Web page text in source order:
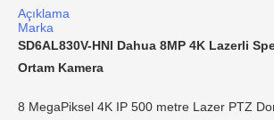
Açıklama
Marka
SD6AL830V-HNI Dahua 8MP 4K Lazerli
Ortam Kamera
8 MegaPiksel 4K IP 500 metre Lazer PTZ